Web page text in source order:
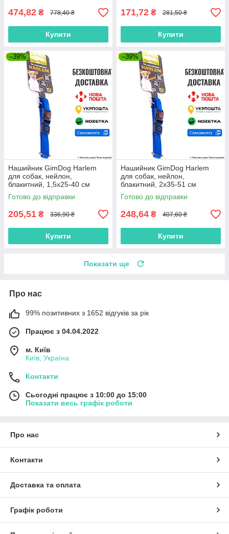
474,82 ₴ 778,40 ₴
Купити
171,72 ₴ 281,50 ₴
Купити
–39%
Нашийник GimDog Harlem
для собак, нейлон,
блакитний, 1,5х25-40 см
Готово до відправки
205,51 ₴ 336,90 ₴
Купити
–39%
Нашийник GimDog Harlem
для собак, нейлон,
блакитний, 2х35-51 см
Готово до відправки
248,64 ₴ 407,60 ₴
Купити
Показати ще
Про нас
99% позитивних з 1652 відгуків за рік
Працює з 04.04.2022
м. Київ
Київ, Україна
Контакти
Сьогодні працює з 10:00 до 15:00
Показати весь графік роботи
Про нас
Контакти
Доставка та оплата
Графік роботи